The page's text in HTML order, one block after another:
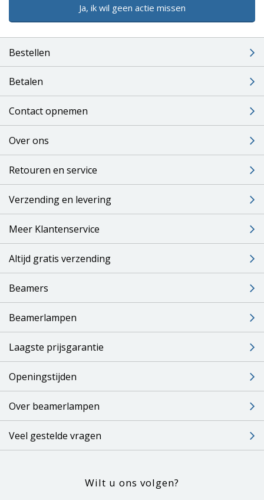
Ja, ik wil geen actie missen
Bestellen
Betalen
Contact opnemen
Over ons
Retouren en service
Verzending en levering
Meer Klantenservice
Altijd gratis verzending
Beamers
Beamerlampen
Laagste prijsgarantie
Openingstijden
Over beamerlampen
Veel gestelde vragen
Wilt u ons volgen?